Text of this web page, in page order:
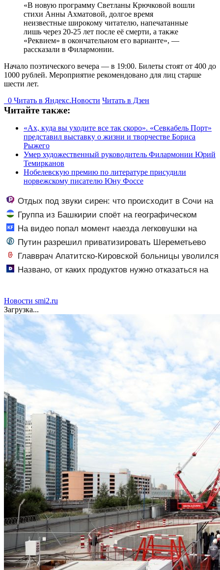
«В новую программу Светланы Крючковой вошли
стихи Анны Ахматовой, долгое время
неизвестные широкому читателю, напечатанные
лишь через 20-25 лет после её смерти, а также
«Реквием» в окончательном его варианте», —
рассказали в Филармонии.
Начало поэтического вечера — в 19:00. Билеты стоят от 400 до
1000 рублей. Мероприятие рекомендовано для лиц старше
шести лет.
0 Читать в Яндекс.Новости Читать в Дзен
Читайте также:
«Ах, куда вы уходите все так скоро». «Севкабель Порт»
представил выставку о жизни и творчестве Бориса
Рыжего
Умер художественный руководитель Филармонии Юрий
Темирканов
Нобелевскую премию по литературе присудили
норвежскому писателю Юну Фоссе
Отдых под звуки сирен: что происходит в Сочи на
фоне массированных атак беспилотников
Группа из Башкирии споёт на географическом
Северном полюсе
На видео попал момент наезда легковушки на
пешеходов, где пострадали минимум восемь человек
06/08/2026 – Новости
Путин разрешил приватизировать Шереметьево
Главврач Апатитско-Кировской больницы уволился
Названо, от каких продуктов нужно отказаться на
Новости smi2.ru
Загрузка...